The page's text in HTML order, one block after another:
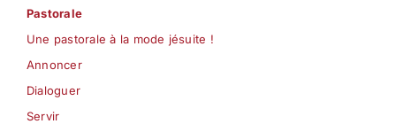
Pastorale
Une pastorale à la mode jésuite !
Annoncer
Dialoguer
Servir